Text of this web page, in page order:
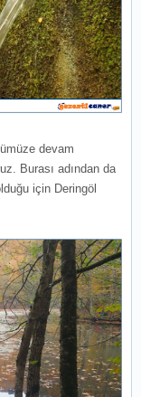
devam
Burası adından da
için Deringöl